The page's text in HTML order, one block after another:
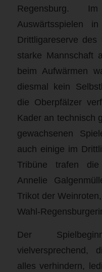
Regensburg.
Auswärtsspielen
Drittligareserve
starke Mannschaft
beim Aufwärmen
diesmal kein
die Oberpfälzer
Kader an technisch
gewachsenen
auch einige im
Tribüne trafen
Annelie
Trikot der
Wahl-
Der
vielversprechend,
alles verhindern,